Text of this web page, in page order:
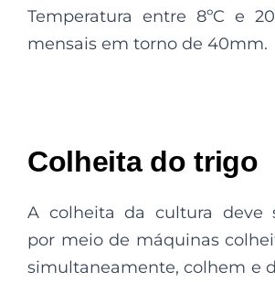
Temperatura entre 8ºC e
mensais em torno de 40mm.
Colheita do trigo
A colheita da cultura deve
por meio de máquinas
simultaneamente, colhem e